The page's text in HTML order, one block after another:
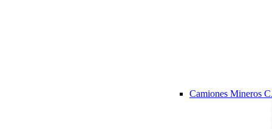
Camiones Mineros